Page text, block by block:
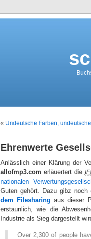
« Undeutsche Farben,
Ehrenwerte
Anlässlich einer Klärung der
allofmp3.com erläuertert die
nationalen
Guten gehört. Dazu gibz
dem Filesharing aus dieser
erstaunlich, wie die
Industrie als Sieg dargestellt
Over 2,300 of people